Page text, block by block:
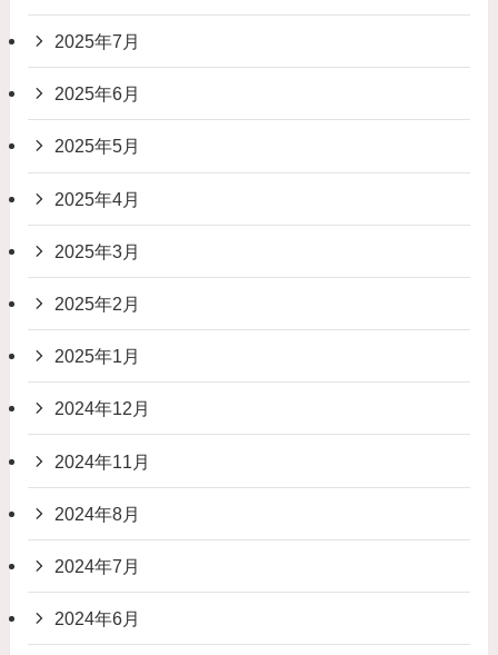
2025年7月
2025年6月
2025年5月
2025年4月
2025年3月
2025年2月
2025年1月
2024年12月
2024年11月
2024年8月
2024年7月
2024年6月